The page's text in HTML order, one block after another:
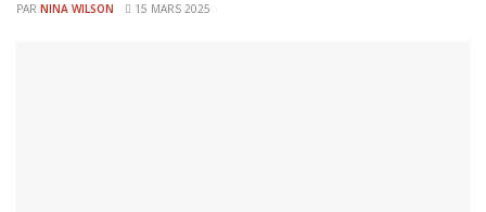
PAR NINA WILSON 15 MARS 2025